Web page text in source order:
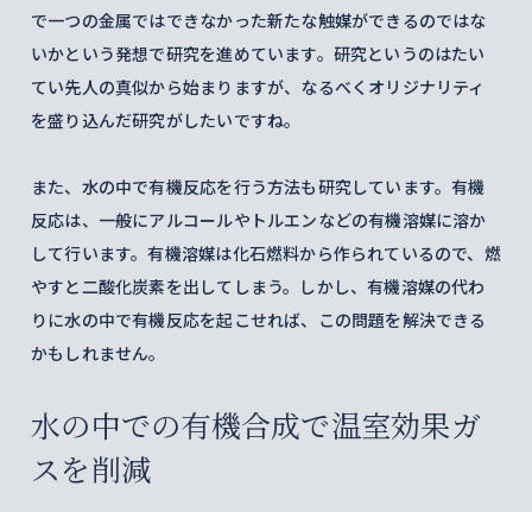
で一つの金属ではできなかった新たな触媒ができるのではな
いかという発想で研究を進めています。研究というのはたい
てい先人の真似から始まりますが、なるべくオリジナリティ
を盛り込んだ研究がしたいですね。
また、水の中で有機反応を行う方法も研究しています。有機
反応は、一般にアルコールやトルエンなどの有機溶媒に溶か
して行います。有機溶媒は化石燃料から作られているので、燃
やすと二酸化炭素を出してしまう。しかし、有機溶媒の代わ
りに水の中で有機反応を起こせれば、この問題を解決できる
かもしれません。
水の中での有機合成で温室効果ガ
スを削減